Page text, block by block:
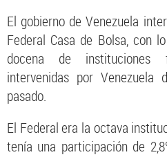
El gobierno de Venezuela
Federal Casa de Bolsa, con
docena de instituciones
intervenidas por Venezuela
pasado.
El Federal era la octava
tenía una participación de